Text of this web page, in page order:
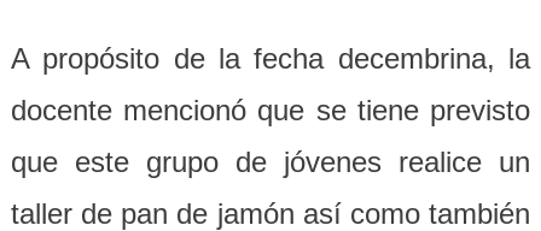
A propósito de la fecha decembrina, la
docente mencionó que se tiene previsto
que este grupo de jóvenes realice un
taller de pan de jamón así como también